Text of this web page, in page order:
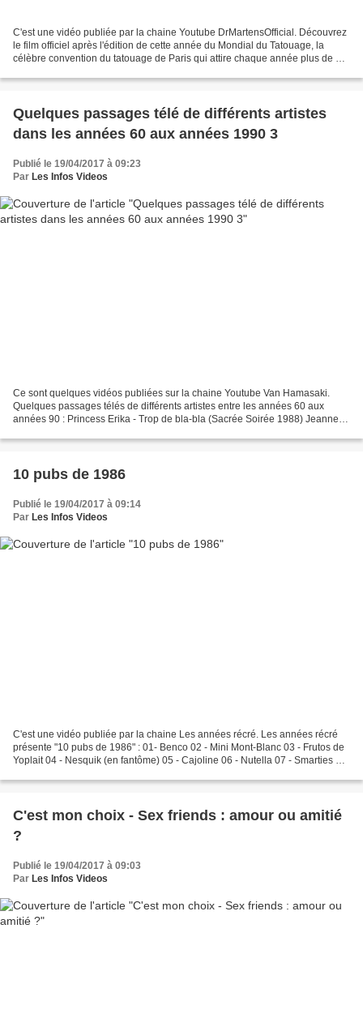
C'est une vidéo publiée par la chaine Youtube DrMartensOfficial. Découvrez
le film officiel après l'édition de cette année du Mondial du Tatouage, la
célèbre convention du tatouage de Paris qui attire chaque année plus de 35
Quelques passages télé de différents artistes
dans les années 60 aux années 1990 3
Publié le 19/04/2017 à 09:23
Par Les Infos Videos
Ce sont quelques vidéos publiées sur la chaine Youtube Van Hamasaki.
Quelques passages télés de différents artistes entre les années 60 aux
années 90 : Princess Erika - Trop de bla-bla (Sacrée Soirée 1988) Jeanne
10 pubs de 1986
Publié le 19/04/2017 à 09:14
Par Les Infos Videos
C'est une vidéo publiée par la chaine Les années récré. Les années récré
présente "10 pubs de 1986" : 01- Benco 02 - Mini Mont-Blanc 03 - Frutos de
Yoplait 04 - Nesquik (en fantôme) 05 - Cajoline 06 - Nutella 07 - Smarties 08
C'est mon choix - Sex friends : amour ou amitié
?
Publié le 19/04/2017 à 09:03
Par Les Infos Videos